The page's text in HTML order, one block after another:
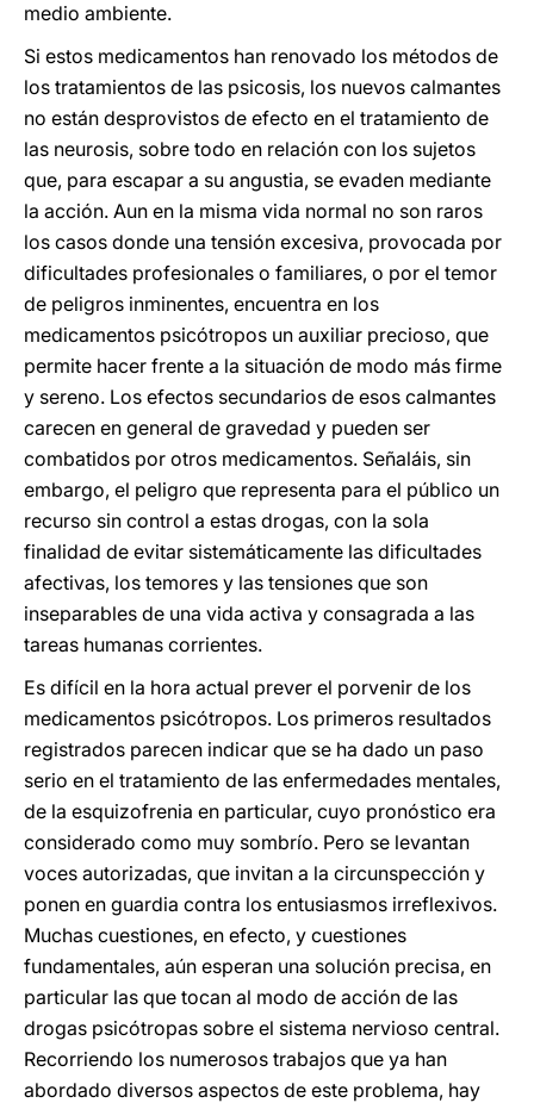
medio ambiente.
Si estos medicamentos han renovado los métodos de
los tratamientos de las psicosis, los nuevos calmantes
no están desprovistos de efecto en el tratamiento de
las neurosis, sobre todo en relación con los sujetos
que, para escapar a su angustia, se evaden mediante
la acción. Aun en la misma vida normal no son raros
los casos donde una tensión excesiva, provocada por
dificultades profesionales o familiares, o por el temor
de peligros inminentes, encuentra en los
medicamentos psicótropos un auxiliar precioso, que
permite hacer frente a la situación de modo más firme
y sereno. Los efectos secundarios de esos calmantes
carecen en general de gravedad y pueden ser
combatidos por otros medicamentos. Señaláis, sin
embargo, el peligro que representa para el público un
recurso sin control a estas drogas, con la sola
finalidad de evitar sistemáticamente las dificultades
afectivas, los temores y las tensiones que son
inseparables de una vida activa y consagrada a las
tareas humanas corrientes.
Es difícil en la hora actual prever el porvenir de los
medicamentos psicótropos. Los primeros resultados
registrados parecen indicar que se ha dado un paso
serio en el tratamiento de las enfermedades mentales,
de la esquizofrenia en particular, cuyo pronóstico era
considerado como muy sombrío. Pero se levantan
voces autorizadas, que invitan a la circunspección y
ponen en guardia contra los entusiasmos irreflexivos.
Muchas cuestiones, en efecto, y cuestiones
fundamentales, aún esperan una solución precisa, en
particular las que tocan al modo de acción de las
drogas psicótropas sobre el sistema nervioso central.
Recorriendo los numerosos trabajos que ya han
abordado diversos aspectos de este problema, hay